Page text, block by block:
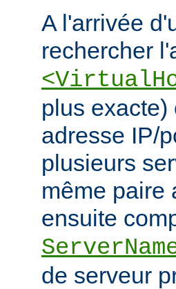
A l'arrivée
rechercher
plus
adresse IP/
plusieurs
même paire
ensuite
de serveur